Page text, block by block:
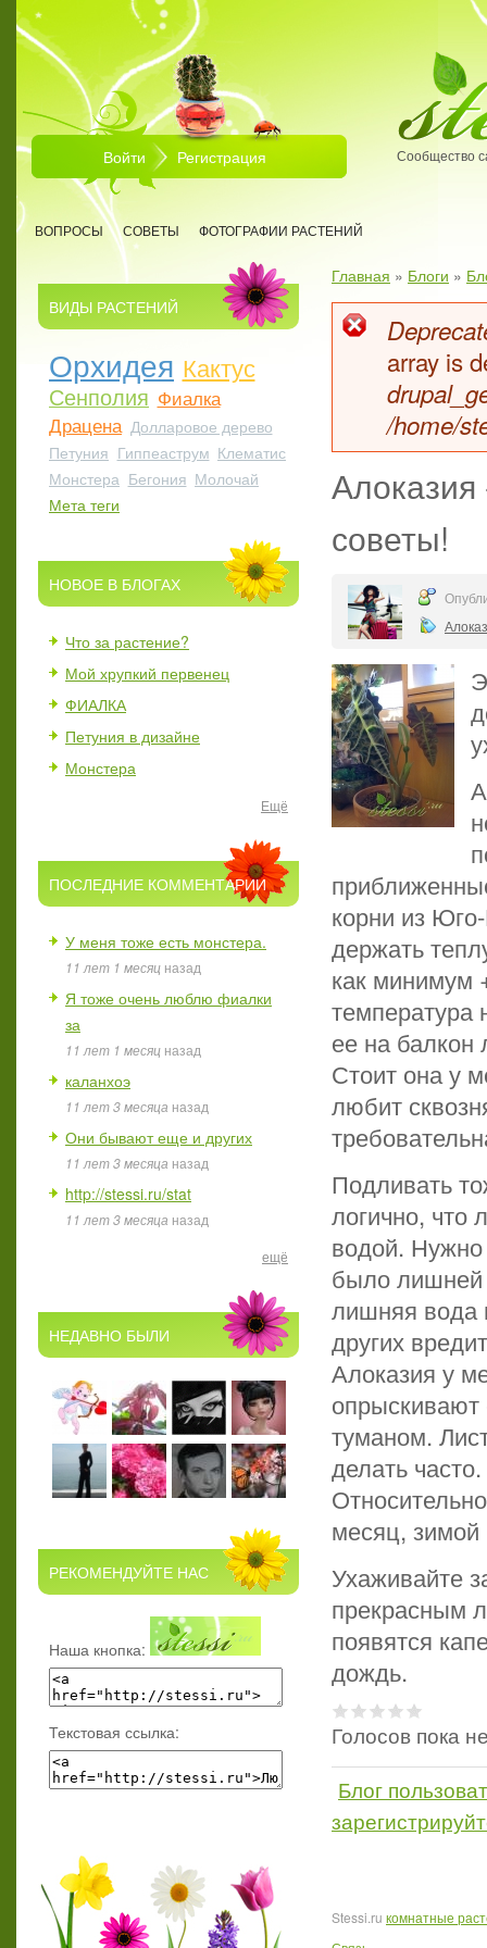
Перейти к основному содержанию
Войти Регистрация Сообщество
ВОПРОСЫ СОВЕТЫ ФОТОГРАФИИ РАСТЕНИЙ
ВИДЫ РАСТЕНИЙ
Орхидея Кактус
Сенполия Фиалка
Драцена Долларовое дерево
Петуния Гиппеаструм Клематис
Монстера Бегония Молочай
Мета теги
НОВОЕ В БЛОГАХ
Что за растение?
Мой хрупкий первенец
ФИАЛКА
Петуния в дизайне
Монстера
Ещё
ПОСЛЕДНИЕ КОММЕНТАРИИ
У меня тоже есть монстера.
11 лет 1 месяц назад
Я тоже очень люблю фиалки
за
11 лет 1 месяц назад
каланхоэ
11 лет 3 месяца назад
Они бывают еще и других
11 лет 3 месяца назад
http://stessi.ru/stat
11 лет 3 месяца назад
ещё
НЕДАВНО БЫЛИ
РЕКОМЕНДУЙТЕ НАС
Наша кнопка:
Текстовая ссылка:
Вы здесь
Главная » Блоги »
array is
/home/
советы!
корни из
держать
как минимум
температура
ее на балкон
Стоит она у
любит
Подливать
логично, что
водой.
было лишней
лишняя вода
других
Алоказия у
туманом.
делать часто.
месяц, зимой
Ухаживайте
прекрасным
появятся
дождь.
Голосов пока
Блог
Stessi.ru комнатные